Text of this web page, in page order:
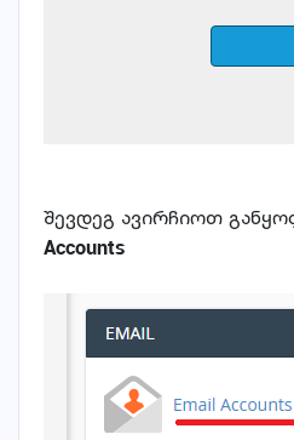
შევდეგ ავირჩიოთ
Accounts